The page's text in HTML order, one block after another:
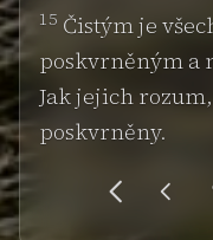
15 Čistým je
poskvrněným a
Jak jejich
poskvrněny.